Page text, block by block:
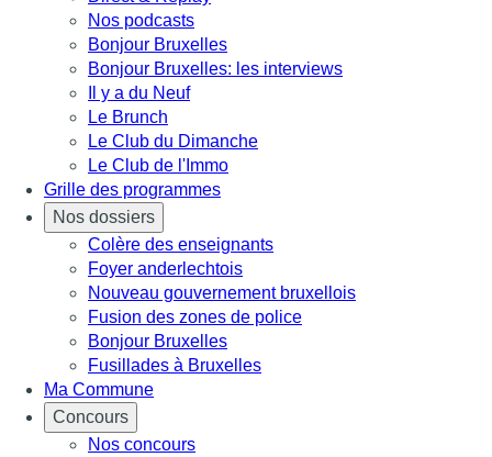
Nos podcasts
Bonjour Bruxelles
Bonjour Bruxelles: les interviews
Il y a du Neuf
Le Brunch
Le Club du Dimanche
Le Club de l'Immo
Grille des programmes
Nos dossiers
Colère des enseignants
Foyer anderlechtois
Nouveau gouvernement bruxellois
Fusion des zones de police
Bonjour Bruxelles
Fusillades à Bruxelles
Ma Commune
Concours
Nos concours